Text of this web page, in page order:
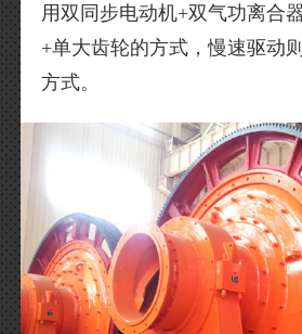
用双同步电动机+双气功离合
+单大齿轮的方式，慢速驱动
方式。